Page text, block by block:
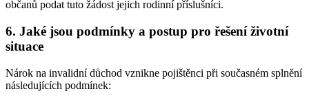
občanů podat tuto žádost jejich rodinní příslušníci.
6. Jaké jsou podmínky a postup pro řešení životní
situace
Nárok na invalidní důchod vznikne pojištěnci při současném splnění
následujících podmínek: